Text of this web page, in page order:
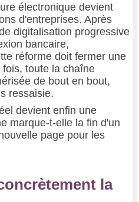
électronique devient
d'entreprises. Après
digitalisation progressive
bancaire,
réforme doit fermer une
toute la chaîne
de bout en bout,
ressaisie.
devient enfin une
marque-t-elle la fin d'un
page pour les
la